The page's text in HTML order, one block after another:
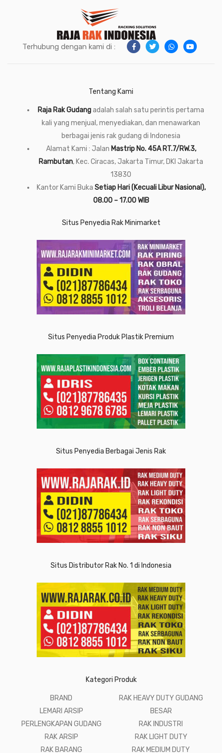
Terhubung dengan kami di :
Tentang Kami
Raja Rak Gudangadalah salah satu perintis pertama
kali yang menjual, menyediakan, dan menawarkan
berbagai jenis rak gudang di Indonesia
Alamat Kami : Jalan Mastrip No. 45A RT.7/RW.3,
Rambutan, Kec. Ciracas, Jakarta Timur, DKI Jakarta
13830
Kantor Kami Buka Setiap Hari (Kecuali Libur Nasional),
08.00 – 17.00 WIB
Situs Penyedia Rak Minimarket
Situs Penyedia Produk Plastik Premium
Situs Penyedia Berbagai Jenis Rak
Situs Distributor Rak No. 1 di Indonesia
Kategori Produk
BRAND
LEMARI ARSIP
PERLENGKAPAN GUDANG
RAK ARSIP
RAK BARANG
RAK HEAVY DUTY GUDANG
BESAR
RAK INDUSTRI
RAK LIGHT DUTY
RAK MEDIUM DUTY